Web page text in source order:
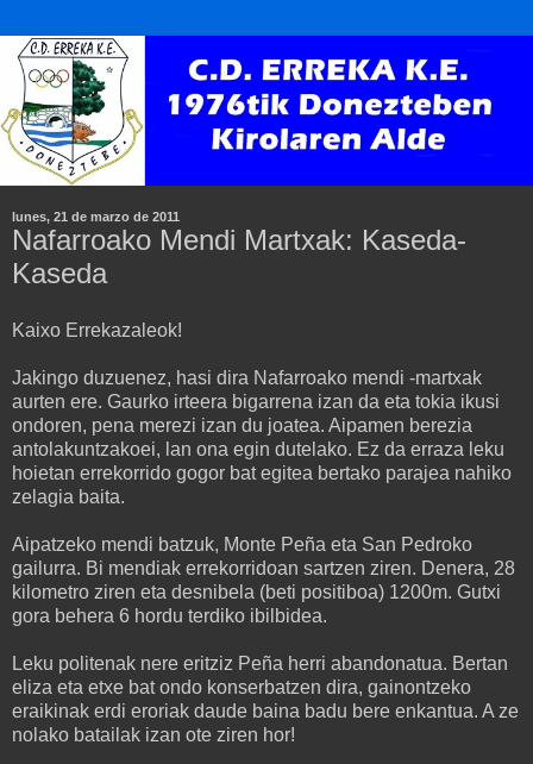
lunes, 21 de marzo de 2011
Nafarroako Mendi Martxak: Kaseda-
Kaseda
Kaixo Errekazaleok!
Jakingo duzuenez, hasi dira Nafarroako mendi -martxak
aurten ere. Gaurko irteera bigarrena izan da eta tokia ikusi
ondoren, pena merezi izan du joatea. Aipamen berezia
antolakuntzakoei, lan ona egin dutelako. Ez da erraza leku
hoietan errekorrido gogor bat egitea bertako parajea nahiko
zelagia baita.
Aipatzeko mendi batzuk, Monte Peña eta San Pedroko
gailurra. Bi mendiak errekorridoan sartzen ziren. Denera, 28
kilometro ziren eta desnibela (beti positiboa) 1200m. Gutxi
gora behera 6 hordu terdiko ibilbidea.
Leku politenak nere eritziz Peña herri abandonatua. Bertan
eliza eta etxe bat ondo konserbatzen dira, gainontzeko
eraikinak erdi eroriak daude baina badu bere enkantua. A ze
nolako batailak izan ote ziren hor!